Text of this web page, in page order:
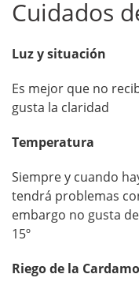
Cuidados
Luz y situación
Es mejor que no
gusta la claridad
Temperatura
Siempre y cuando
tendrá problemas
embargo no gusta
15º
Riego de la